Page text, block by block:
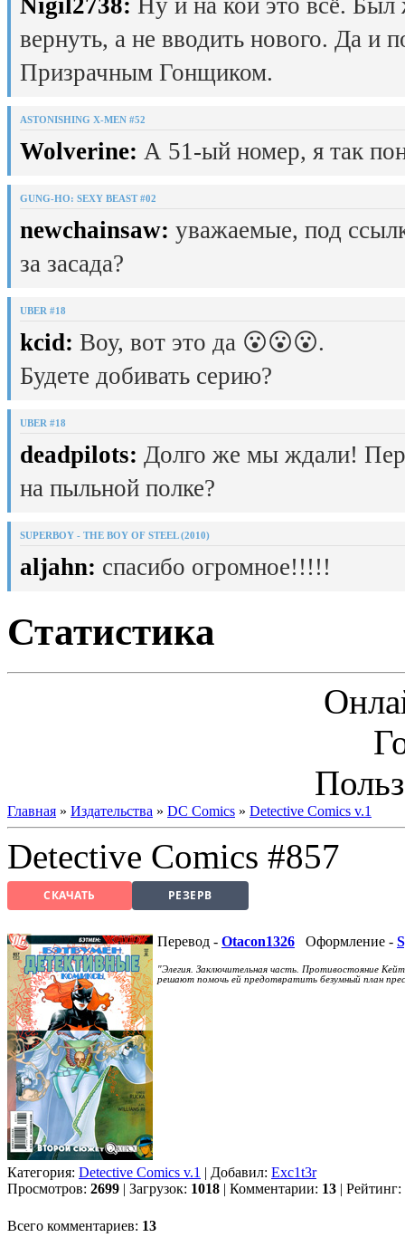
вернуть, а не вводить нового. Да и
Призрачным Гонщиком.
ASTONISHING X-MEN #52
Wolverine: А 51-ый номер, я так
GUNG-HO: SEXY BEAST #02
newchainsaw: уважаемые, под
за засада?
UBER #18
kcid: Воу, вот это да 😮😮😮.
Будете добивать серию?
UBER #18
deadpilots: Долго же мы ждали!
на пыльной полке?
SUPERBOY - THE BOY OF STEEL (2010)
aljahn: спасибо огромное!!!!!
Статистика
Главная » Издательства » DC Comics » Detective Comics v.1
Detective Comics #857
СКАЧАТЬ РЕЗЕРВ
Перевод - Otacon1326 Оформление -
"Элегия. Заключительная часть. Противостояние
решают помочь ей предотвратить безумный план
Категория: Detective Comics v.1 | Добавил: Exc1t3r
Просмотров: 2699 | Загрузок: 1018 | Комментарии: 13 | Рейтинг:
Всего комментариев: 13